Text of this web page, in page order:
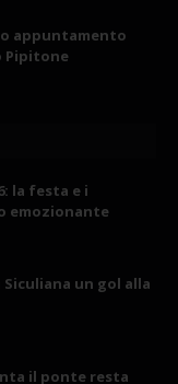
appuntamento
Pipitone
la festa e i
emozionante
Siculiana un gol alla
il ponte resta